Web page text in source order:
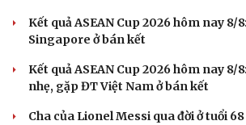
Kết quả ASEAN Cup 2026 hôm nay 8/
Singapore ở bán kết
Kết quả ASEAN Cup 2026 hôm nay
nhẹ, gặp ĐT Việt Nam ở bán kết
Cha của Lionel Messi qua đời ở tuổi 68